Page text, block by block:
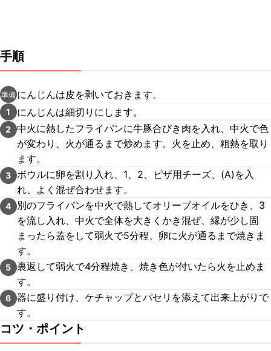
手順
準備 にんじんは皮を剥いておきます。
1 にんじんは細切りにします。
2
中火に熱したフライパンに牛豚合びき肉を入れ、中火で色
が変わり、火が通るまで炒めます。火を止め、粗熱を取り
ます。
3 ボウルに卵を割り入れ、1、2、ピザ用チーズ、(A)を入
れ、よく混ぜ合わせます。
4
別のフライパンを中火で熱してオリーブオイルをひき、3
を流し入れ、中火で全体を大きくかき混ぜ、縁が少し固
まったら蓋をして弱火で5分程、卵に火が通るまで焼きま
す。
5 裏返して弱火で4分程焼き、焼き色が付いたら火を止めま
す。
6 器に盛り付け、ケチャップとパセリを添えて出来上がりで
す。
コツ・ポイント